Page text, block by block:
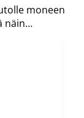
moneen
näin…